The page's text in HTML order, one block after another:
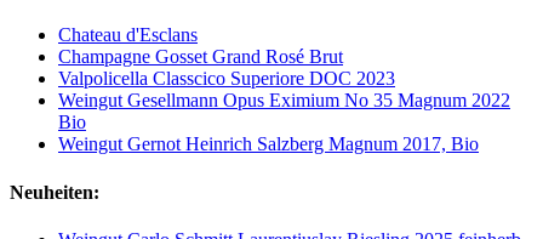
Chateau d'Esclans
Champagne Gosset Grand Rosé Brut
Valpolicella Classcico Superiore DOC 2023
Weingut Gesellmann Opus Eximium No 35 Magnum 2022
Bio
Weingut Gernot Heinrich Salzberg Magnum 2017, Bio
Neuheiten: